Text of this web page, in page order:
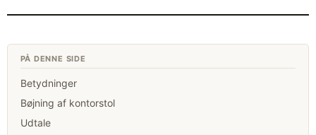
PÅ DENNE SIDE
Betydninger
Bøjning af kontorstol
Udtale